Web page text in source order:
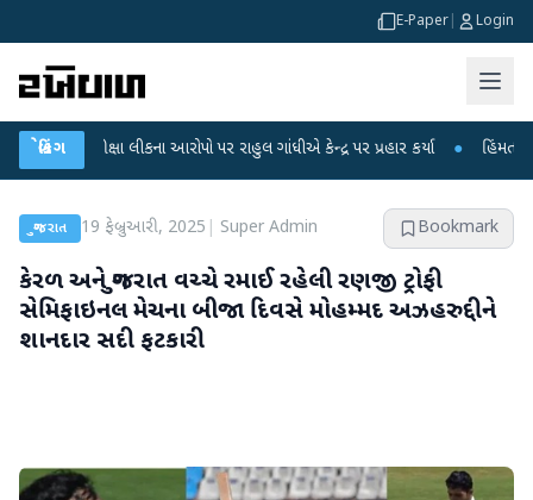
E-Paper Login
બ્રેકિંગ
લીકના આરોપો પર રાહુલ ગાંધીએ કેન્દ્ર પર પ્રહાર કર્યા ● હિંમતનગરમાં રહસ્યમય
ગુજરાત 19 ફેબ્રુઆરી, 2025 Super Admin Bookmark
કેરળ અને ગુજરાત વચ્ચે રમાઈ રહેલી રણજી ટ્રોફી
સેમિફાઇનલ મેચના બીજા દિવસે મોહમ્મદ અઝહરુદ્દીને
શાનદાર સદી ફટકારી